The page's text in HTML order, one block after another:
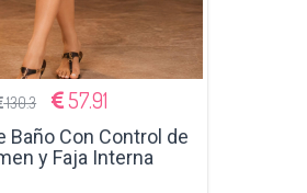
130.3 57.91
Baño Con Control de
y Faja Interna